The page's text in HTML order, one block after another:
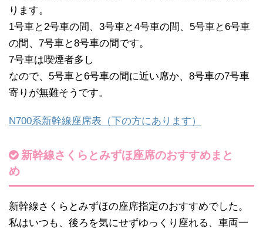
ります。
1号車と2号車の間、3号車と4号車の間、5号車と6号車
の間、7号車と8号車の間です。
7号車は喫煙者多し
なので、5号車と6号車の間に近い席か、8号車の7号車
寄りが無難そうです。
N700系新幹線座席表（下の方にあります）
新幹線さくらとみずほ座席のおすすめまと
め
新幹線さくらとみずほの座席指定のおすすめでした。
私はいつも、後ろを気にせずゆっくり座れる、車両一